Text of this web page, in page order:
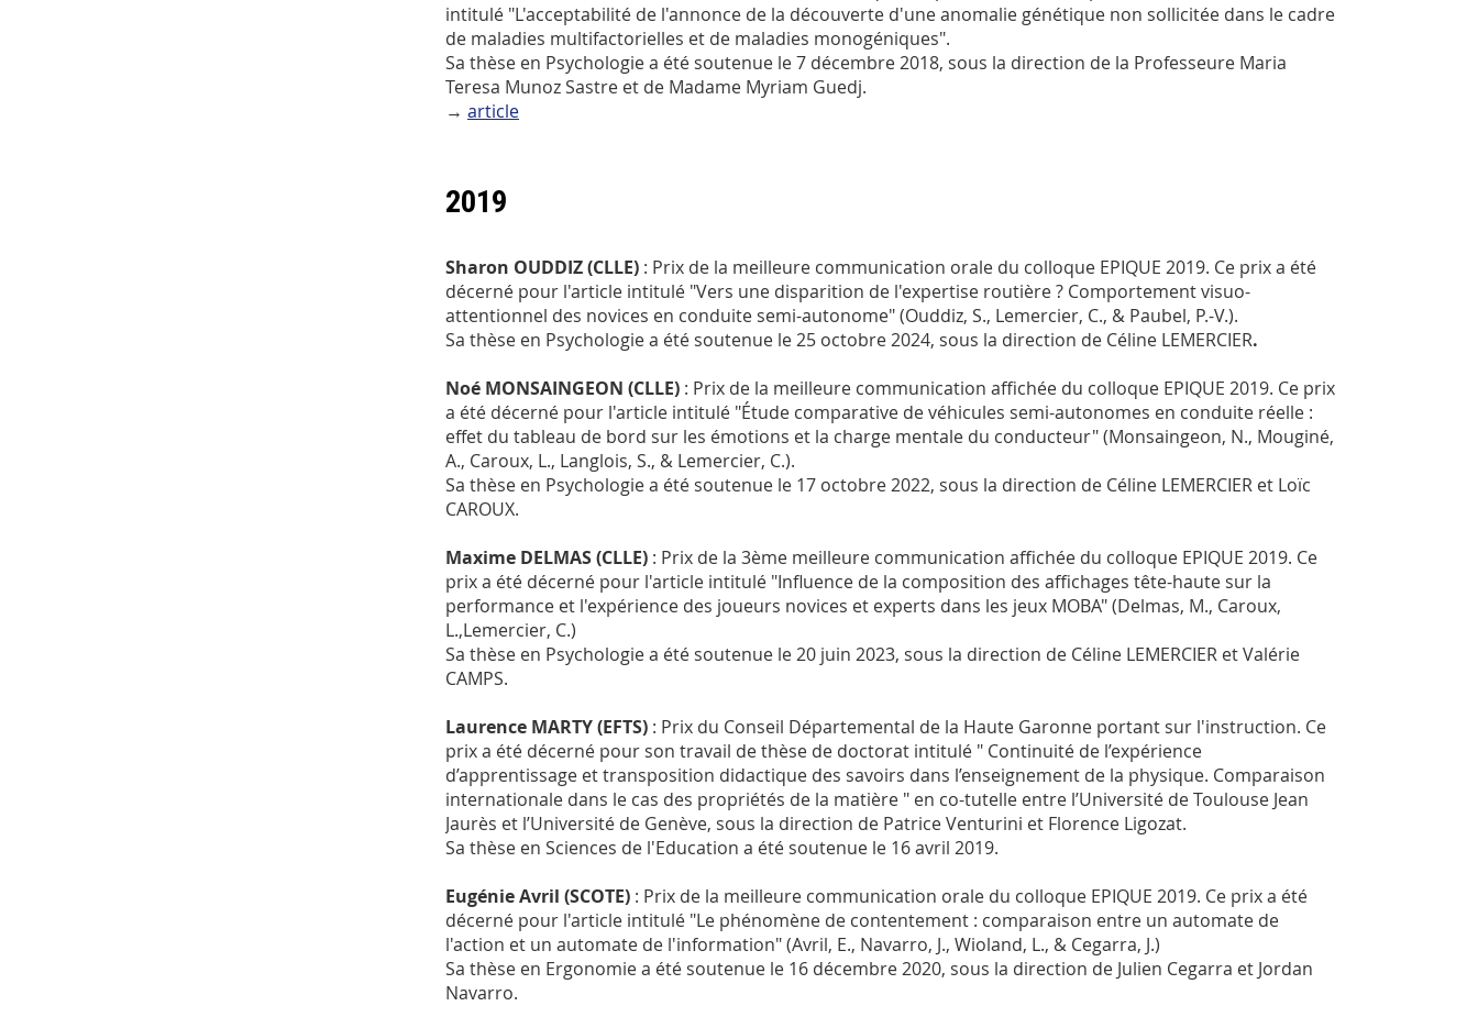
intitulé "L'acceptabilité de l'annonce de la découverte d'une anomalie génétique non sollicitée dans le cadre
de maladies multifactorielles et de maladies monogéniques".
Sa thèse en Psychologie a été soutenue le 7 décembre 2018, sous la direction de la Professeure Maria
Teresa Munoz Sastre et de Madame Myriam Guedj.
→ article
2019
Sharon OUDDIZ (CLLE) : Prix de la meilleure communication orale du colloque EPIQUE 2019. Ce prix a été
décerné pour l'article intitulé "Vers une disparition de l'expertise routière ? Comportement visuo-
attentionnel des novices en conduite semi-autonome"(Ouddiz, S., Lemercier, C., & Paubel, P.-V.).
Sa thèse en Psychologie a été soutenue le 25 octobre 2024, sous la direction de Céline LEMERCIER.
Noé MONSAINGEON (CLLE) : Prix de la meilleure communication affichée du colloque EPIQUE 2019. Ce prix
a été décerné pour l'article intitulé "Étude comparative de véhicules semi-autonomes en conduite réelle :
effet du tableau de bord sur les émotions et la charge mentale du conducteur" (Monsaingeon, N., Mouginé,
A., Caroux, L., Langlois, S., & Lemercier, C.).
Sa thèse en Psychologie a été soutenue le 17 octobre 2022, sous la direction de Céline LEMERCIER et Loïc
CAROUX.
Maxime DELMAS (CLLE) : Prix de la 3ème meilleure communication affichée du colloque EPIQUE 2019. Ce
prix a été décerné pour l'article intitulé "Influence de la composition des affichages tête-haute sur la
performance et l'expérience des joueurs novices et experts dans les jeux MOBA" (Delmas, M., Caroux,
L.,Lemercier, C.)
Sa thèse en Psychologie a été soutenue le 20 juin 2023, sous la direction de Céline LEMERCIER et Valérie
CAMPS.
Laurence MARTY (EFTS) : Prix du Conseil Départemental de la Haute Garonne portant sur l'instruction. Ce
prix a été décerné pour son travail de thèse de doctorat intitulé " Continuité de l’expérience
d’apprentissage et transposition didactique des savoirs dans l’enseignement de la physique. Comparaison
internationale dans le cas des propriétés de la matière " en co-tutelle entre l’Université de Toulouse Jean
Jaurès et l’Université de Genève, sous la direction de Patrice Venturini et Florence Ligozat.
Sa thèse en Sciences de l'Education a été soutenue le 16 avril 2019.
Eugénie Avril (SCOTE) : Prix de la meilleure communication orale du colloque EPIQUE 2019. Ce prix a été
décerné pour l'article intitulé "Le phénomène de contentement : comparaison entre un automate de
l'action et un automate de l'information" (Avril, E., Navarro, J., Wioland, L., & Cegarra, J.)
Sa thèse en Ergonomie a été soutenue le 16 décembre 2020, sous la direction de Julien Cegarra et Jordan
Navarro.